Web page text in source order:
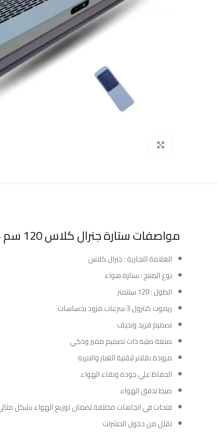
مواصفات ستارة جنرال كلاس 120 سم + ريموت و حساس :
العلامة التجارية : جنرال كلاس
نوع المنتج : ستارة هواء
الطول : 120 سنتمتر
ريموت كنترول 3 سرعات مزود بحساسات
تصميم فريد ونحيف
صنعة صلبه ذات تصميم مميز وذكي
مزودة بفلاتر لتقنية الغبار والاتربة
الحفاظ علي جودة ونقاء الهواء
ضبط تدفق الهواء
فتحات في اتجاهات مختلفة لضمان توزيع الهواء بشكل
تقلل من دخول الحشرات